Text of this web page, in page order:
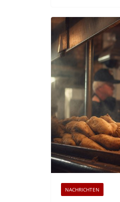
NACHRICHTEN